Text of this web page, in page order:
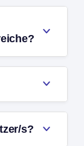
s?